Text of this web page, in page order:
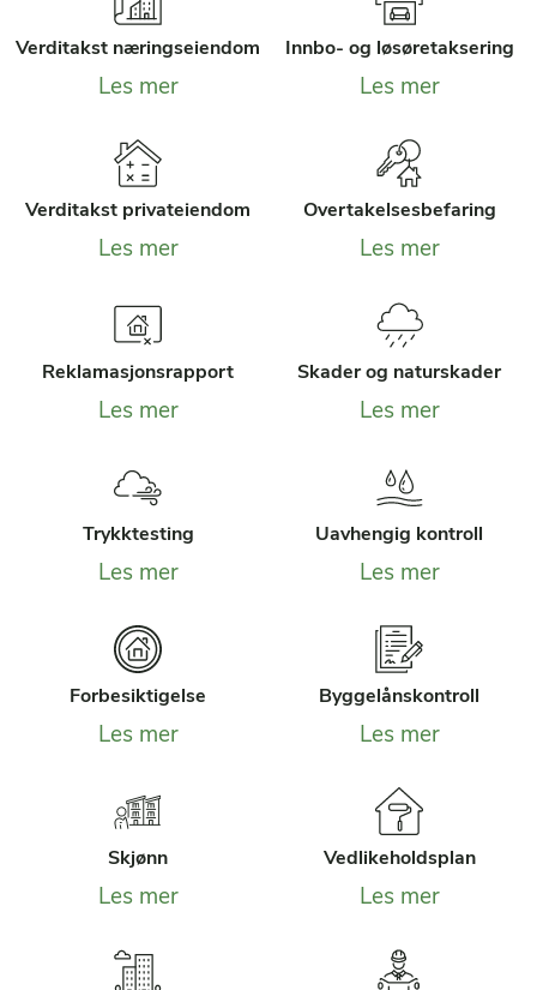
Verditakst næringseiendom
Les mer
Innbo- og løsøretaksering
Les mer
Verditakst privateiendom
Les mer
Overtakelsesbefaring
Les mer
Reklamasjonsrapport
Les mer
Skader og naturskader
Les mer
Trykktesting
Les mer
Uavhengig kontroll
Les mer
Forbesiktigelse
Les mer
Byggelånskontroll
Les mer
Skjønn
Les mer
Vedlikeholdsplan
Les mer